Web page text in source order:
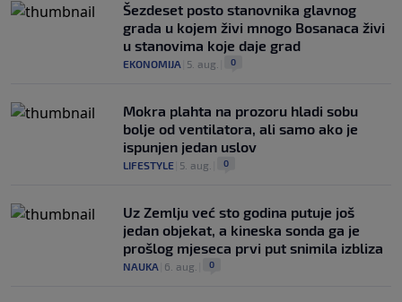
Šezdeset posto stanovnika glavnog
grada u kojem živi mnogo Bosanaca živi
u stanovima koje daje grad
EKONOMIJA 5. aug. 0
Mokra plahta na prozoru hladi sobu
bolje od ventilatora, ali samo ako je
ispunjen jedan uslov
LIFESTYLE 5. aug. 0
Uz Zemlju već sto godina putuje još
jedan objekat, a kineska sonda ga je
prošlog mjeseca prvi put snimila izbliza
NAUKA 6. aug. 0